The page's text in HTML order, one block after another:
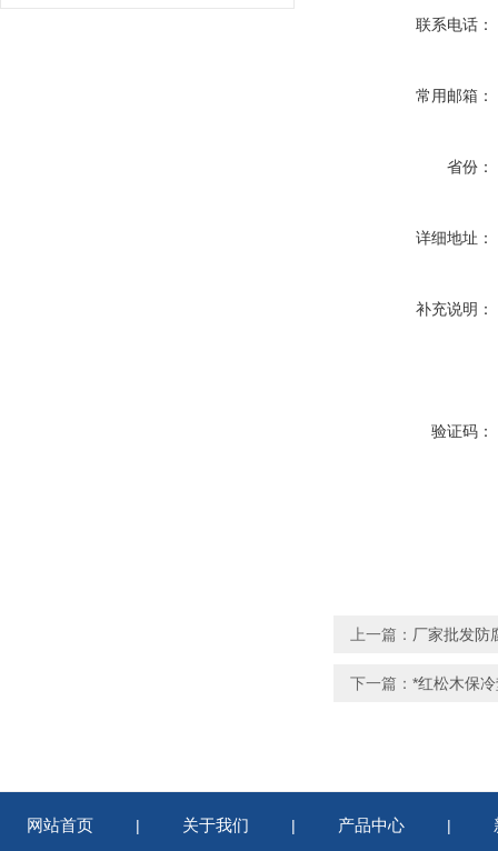
联系电话：
常用邮箱：
省份：
详细地址：
补充说明：
验证码：
上一篇： 厂家批发防
下一篇： *红松木保
网站首页 | 关于我们 | 产品中心 |